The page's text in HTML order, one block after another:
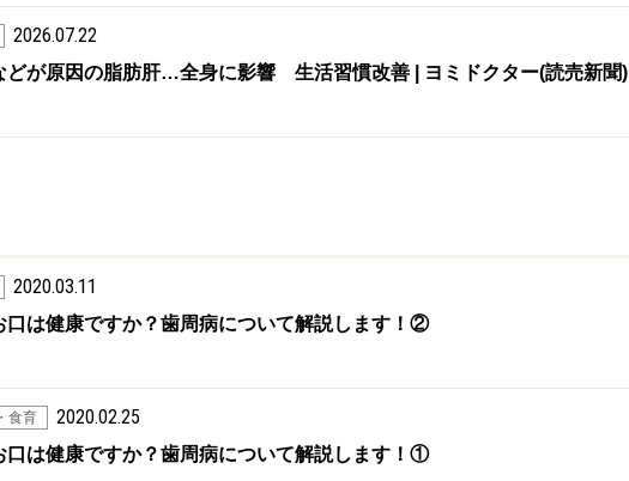
2026.07.22
どが原因の脂肪肝…全身に影響 生活習慣改善 | ヨミドクター(読売新聞)
2020.03.11
口は健康ですか？歯周病について解説します！②
食育 2020.02.25
口は健康ですか？歯周病について解説します！①